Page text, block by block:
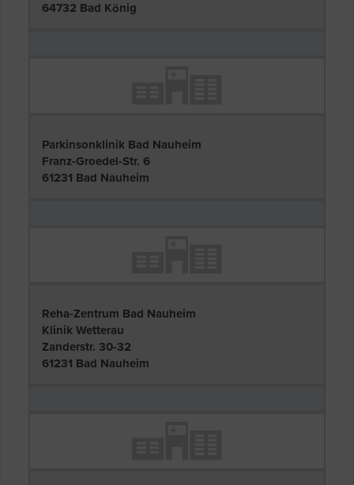
64732 Bad König
Parkinsonklinik Bad Nauheim
Franz-Groedel-Str. 6
61231 Bad Nauheim
Reha-Zentrum Bad Nauheim
Klinik Wetterau
Zanderstr. 30-32
61231 Bad Nauheim